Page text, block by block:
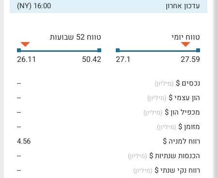
עדכון אחרון
16:00 (NY)
טווח יומי
27.59
27.1
טווח 52 שבועות
50.42
26.11
נכסים $ (מיליון)
--
הון עצמי $ (מיליון)
--
מכפיל הון $ (מיליון)
--
מזומן $ (מיליון)
--
רווח למניה $
4.56
הכנסות שנתיות $ (מיליון)
--
רווח נקי שנתי $ (מיליון)
--